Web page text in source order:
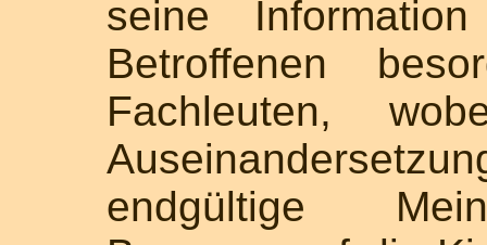
seine
Betroffenen
Fachleuten,
endgültige